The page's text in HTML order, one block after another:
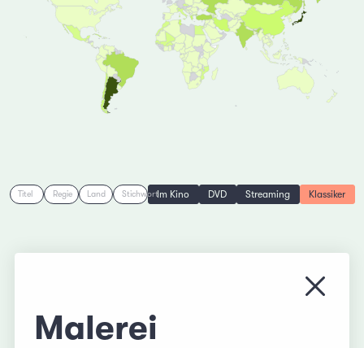
Titel Regie Land StichwortIm Kino DVD Streaming Klassiker
Menü
Malerei